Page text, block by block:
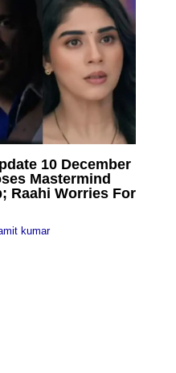
10 December
Mastermind
Raahi Worries For
kumar